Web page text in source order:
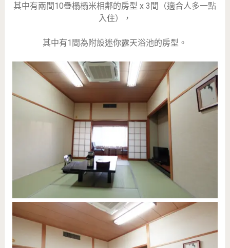
其中有兩間10疊榻榻米相鄰的房型 x 3間（適合人多一點
入住），
其中有1間為附設迷你露天浴池的房型。